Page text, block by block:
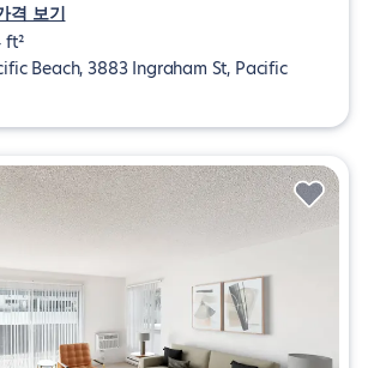
격 보기
Beach, 3883 Ingraham St, Pacific